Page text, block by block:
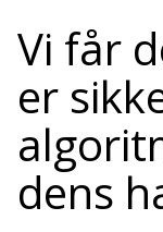
Vi får
er
dens